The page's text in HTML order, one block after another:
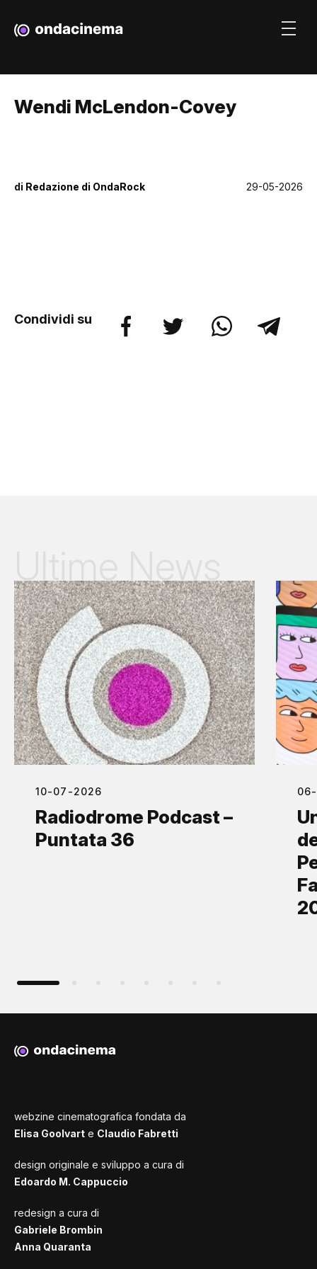
Wendi McLendon-Covey
di Redazione di OndaRock 29-05-2026
Condividi su
10-07-2026
Radiodrome Podcast –
Puntata 36
webzine cinematografica fondata da
Elisa Goolvart e Claudio Fabretti
design originale e sviluppo a cura di
Edoardo M. Cappuccio
redesign a cura di
Gabriele Brombin
Anna Quaranta